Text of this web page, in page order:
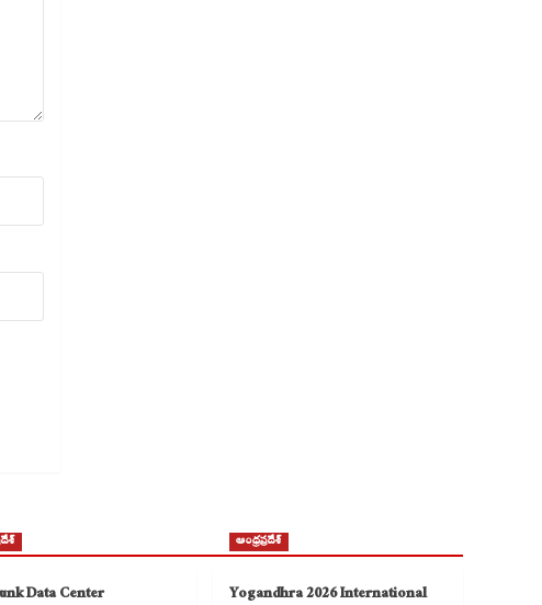
Data Center
ఆంధ్రప్రదేశ్
Yogandhra 2026 International